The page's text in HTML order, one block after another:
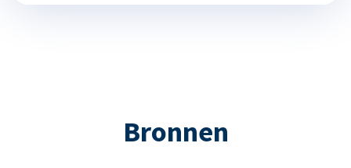
Bronnen